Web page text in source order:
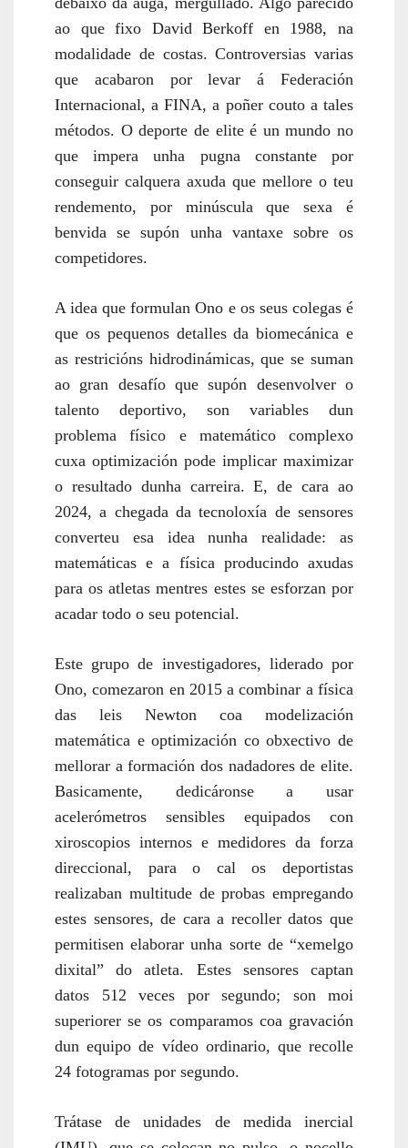
ao que fixo David Berkoff en 1988, na
modalidade de costas. Controversias varias
que acabaron por levar á Federación
Internacional, a FINA, a poñer couto a tales
métodos. O deporte de elite é un mundo no
que impera unha pugna constante por
conseguir calquera axuda que mellore o teu
rendemento, por minúscula que sexa é
benvida se supón unha vantaxe sobre os
competidores.
A idea que formulanOno e os seus colegas é
que os pequenos detalles da biomecánica e
as restricións hidrodinámicas, que se suman
ao gran desafío que supón desenvolver o
talento deportivo, son variables dun
problema físico e matemático complexo
cuxa optimización pode implicar maximizar
o resultado dunha carreira.E, de cara ao
2024, a chegada da tecnoloxía de sensores
converteu esa idea nunha realidade: as
matemáticas e a física producindo axudas
para os atletas mentres estes se esforzan por
acadar todo o seu potencial.
Este grupo de investigadores, liderado por
Ono, comezaron en 2015 a combinar a física
das leis Newton coa modelización
matemática e optimización co obxectivo de
mellorar a formación dos nadadores de elite.
Basicamente, dedicáronse a usar
acelerómetros sensibles equipados con
xiroscopios internos e medidores da forza
direccional, para o cal os deportistas
realizaban multitude de probas empregando
estes sensores, de cara a recoller datos que
permitisen elaborar unha sorte de “xemelgo
dixital” do atleta. Estes sensores captan
datos 512 veces por segundo; son moi
superiorer se os comparamos coa gravación
dun equipo de vídeo ordinario, que recolle
24 fotogramas por segundo.
Trátase de unidades de medida inercial